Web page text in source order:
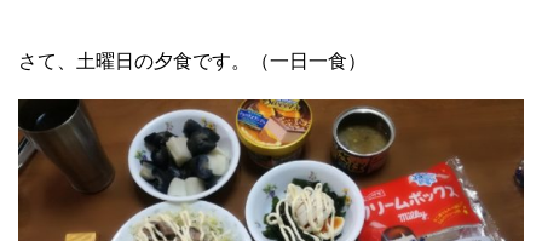
さて、土曜日の夕食です。（一日一食）